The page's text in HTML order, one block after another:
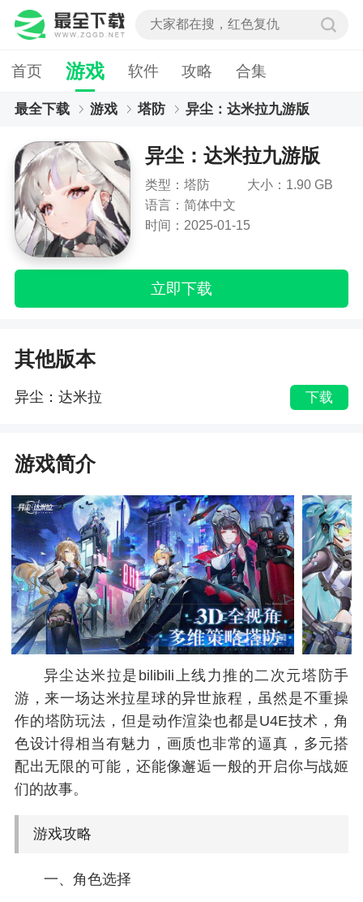
首页 游戏 软件 攻略 合集
最全下载 游戏 塔防 异尘：达米拉九游版
异尘：达米拉九游版
类型：塔防
大小：1.90 GB
语言：简体中文
时间：2025-01-15
立即下载
其他版本
异尘：达米拉 下载
游戏简介
异尘达米拉是bilibili上线力推的二次元塔防手
游，来一场达米拉星球的异世旅程，虽然是不重操
作的塔防玩法，但是动作渲染也都是U4E技术，角
色设计得相当有魅力，画质也非常的逼真，多元搭
配出无限的可能，还能像邂逅一般的开启你与战姬
们的故事。
游戏攻略
一、角色选择